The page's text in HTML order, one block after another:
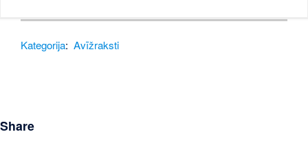
Kategorija: Avīžraksti
Share